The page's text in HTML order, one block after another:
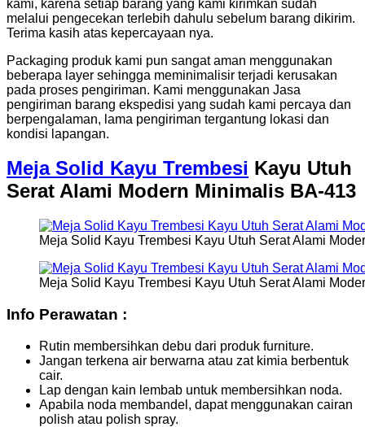
kami, karena setiap barang yang kami kirimkan sudah
melalui pengecekan terlebih dahulu sebelum barang dikirim.
Terima kasih atas kepercayaan nya.
Packaging produk kami pun sangat aman menggunakan
beberapa layer sehingga meminimalisir terjadi kerusakan
pada proses pengiriman. Kami menggunakan Jasa
pengiriman barang ekspedisi yang sudah kami percaya dan
berpengalaman, lama pengiriman tergantung lokasi dan
kondisi lapangan.
Meja Solid Kayu Trembesi Kayu Utuh
Serat Alami Modern Minimalis BA-413
Meja Solid Kayu Trembesi Kayu Utuh Serat Alami
Meja Solid Kayu Trembesi Kayu Utuh Serat Alami
Info Perawatan :
Rutin membersihkan debu dari produk furniture.
Jangan terkena air berwarna atau zat kimia berbentuk
cair.
Lap dengan kain lembab untuk membersihkan noda.
Apabila noda membandel, dapat menggunakan cairan
polish atau polish spray.